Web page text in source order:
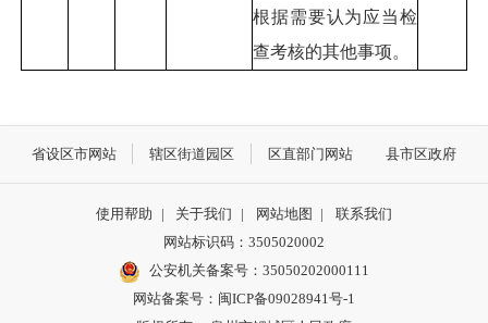
根据需要认为应当检
查考核的其他事项。
省设区市网站 辖区街道园区 区直部门网站 县市区政府
使用帮助 | 关于我们 | 网站地图 |
联系我们
网站标识码：3505020002
公安机关备案号：35050202000111
网站备案号：闽ICP备09028941号-1